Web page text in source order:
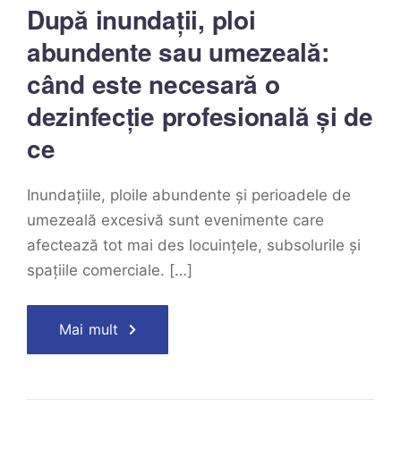
După inundații, ploi
abundente sau umezeală:
când este necesară o
dezinfecție profesională și de
ce
Inundațiile, ploile abundente și perioadele de
umezeală excesivă sunt evenimente care
afectează tot mai des locuințele, subsolurile și
spațiile comerciale. […]
Mai mult